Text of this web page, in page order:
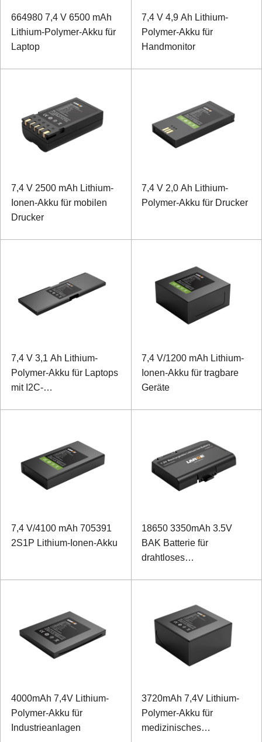
664980 7,4 V 6500 mAh
Lithium-Polymer-Akku für
Laptop
7,4 V 4,9 Ah Lithium-
Polymer-Akku für
Handmonitor
7,4 V 2500 mAh Lithium-
Ionen-Akku für mobilen
Drucker
7,4 V 2,0 Ah Lithium-
Polymer-Akku für Drucker
7,4 V 3,1 Ah Lithium-
Polymer-Akku für Laptops
mit I2C-
7,4 V/1200 mAh Lithium-
Ionen-Akku für tragbare
Geräte
7,4 V/4100 mAh 705391
2S1P Lithium-Ionen-Akku
18650 3350mAh 3.5V
BAK Batterie für
drahtloses
4000mAh 7,4V Lithium-
Polymer-Akku für
Industrieanlagen
3720mAh 7,4V Lithium-
Polymer-Akku für
medizinisches